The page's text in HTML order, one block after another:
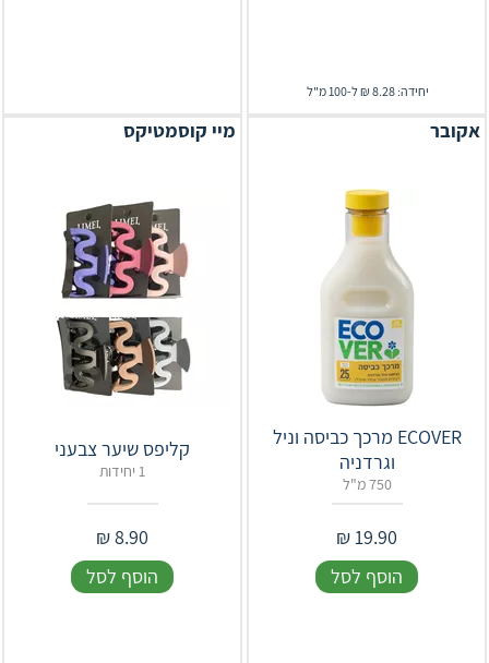
יחידה: 8.28 ₪ ל-100 מ"ל
ECOVER מרכך כביסה וניל
וגרדניה
750 מ"ל
19.90
₪
הוסף לסל
מיי קוסמטיקס
קליפס שיער צבעני
1 יחידות
8.90
₪
הוסף לסל